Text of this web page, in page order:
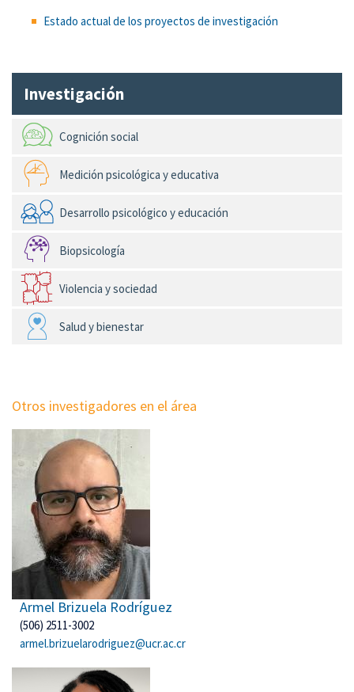
Estado actual de los proyectos de investigación
Investigación
Cognición social
Medición psicológica y educativa
Desarrollo psicológico y educación
Biopsicología
Violencia y sociedad
Salud y bienestar
Otros investigadores en el área
Armel Brizuela Rodríguez
(506) 2511-3002
armel.brizuelarodriguez@ucr.ac.cr